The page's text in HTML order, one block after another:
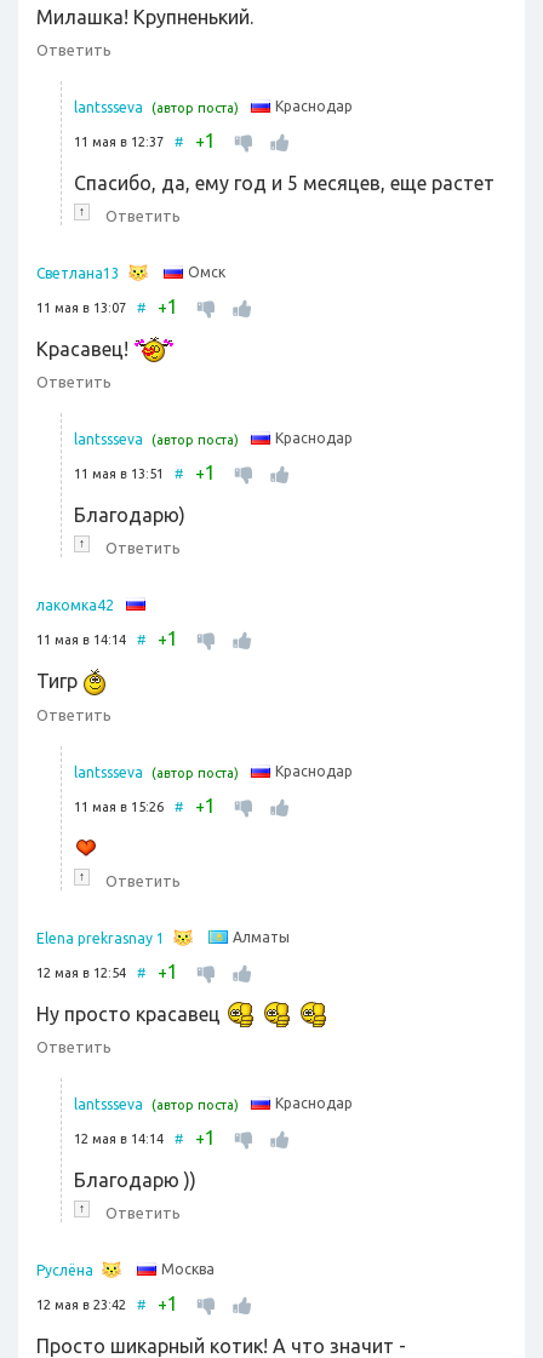
Милашка! Крупненький.
Ответить
lantssseva (автор поста) Краснодар
11 мая в 12:37 # +1
Спасибо, да, ему год и 5 месяцев, еще растет
↑ Ответить
Светлана13 Омск
11 мая в 13:07 # +1
Красавец!
Ответить
lantssseva (автор поста) Краснодар
11 мая в 13:51 # +1
Благодарю)
↑ Ответить
лакомка42
11 мая в 14:14 # +1
Тигр
Ответить
lantssseva (автор поста) Краснодар
11 мая в 15:26 # +1
↑ Ответить
Elena prekrasnay 1 Алматы
12 мая в 12:54 # +1
Ну просто красавец
Ответить
lantssseva (автор поста) Краснодар
12 мая в 14:14 # +1
Благодарю ))
↑ Ответить
Руслёна Москва
12 мая в 23:42 # +1
Просто шикарный котик! А что значит -